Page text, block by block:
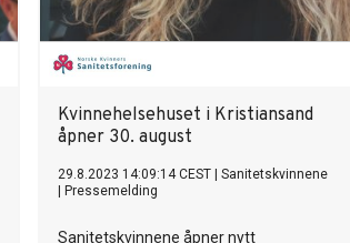
Kvinnehelsehuset i Kristiansand
åpner 30. august
29.8.2023 14:09:14 CEST
Sanitetskvinnene
Pressemelding
Sanitetskvinnene åpner nytt